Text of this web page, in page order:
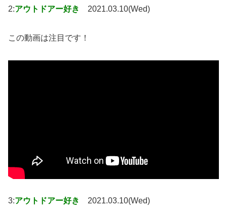
2:アウトドアー好き 2021.03.10(Wed)
この動画は注目です！
3:アウトドアー好き 2021.03.10(Wed)